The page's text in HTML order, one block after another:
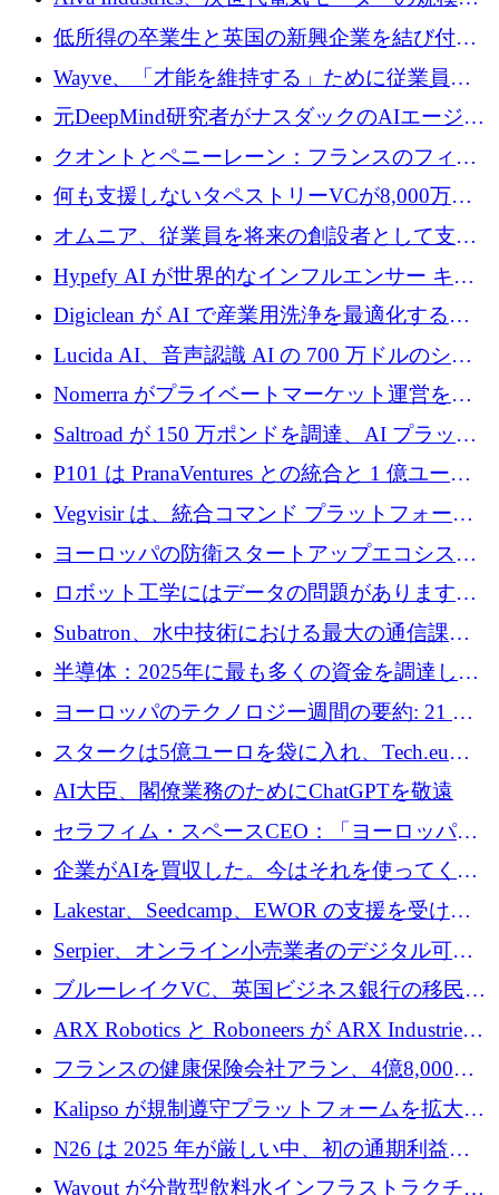
大に 1,600 万ユーロを調達
低所得の卒業生と英国の新興企業を結び付け
るためにCommon Pathを開始
Wayve、「才能を維持する」ために従業員に
8,500万ドルの株式公開買い付けを実施
元DeepMind研究者がナスダックのAIエージェ
ントを拡張するためにCreandumの資金調達で
記録を獲得
クオントとペニーレーン：フランスのフィン
テックの友人と敵
何も支援しないタペストリーVCが8,000万ド
ルの資金を調達、ロンドン事務所を開設
オムニア、従業員を将来の創設者として支援
するために Firedrop でファンドを立ち上げる
Hypefy AI が世界的なインフルエンサー キャ
ンペーンを自動化するためにシリーズ A で
720 万ドルを調達
Digiclean が AI で産業用洗浄を最適化するた
めに 250 万ユーロを調達
Lucida AI、音声認識 AI の 700 万ドルのシー
ドラウンドを終了
Nomerra がプライベートマーケット運営を自
動化するために 200 万ドルを調達
Saltroad が 150 万ポンドを調達、AI プラット
フォーム Ogma を買収して子ども向け言語療
P101 は PranaVentures との統合と 1 億ユーロ
のファンドによりシード投資に拡大
Vegvisir は、統合コマンド プラットフォーム
を通じて関連する無人システムを接続するた
めの資金を調達します
ヨーロッパの防衛スタートアップエコシステ
ムとなったハッカソン
ロボット工学にはデータの問題があります。
Macrodata Labs はそれを解決したいと考えて
Subatron、水中技術における最大の通信課題
の 1 つに取り組むために 16 万 2,000 ユーロを
半導体：2025年に最も多くの資金を調達した
10社
ヨーロッパのテクノロジー週間の要約: 21 億
ユーロの取引と Tech.eu Funding Explorer
スタークは5億ユーロを袋に入れ、Tech.eu
Funding Explorerの立ち上げ、そしてルクセン
ブルクの大きな野望
AI大臣、閣僚業務のためにChatGPTを敬遠
セラフィム・スペースCEO：「ヨーロッパは
追いつきつつある」
企業がAIを買収した。今はそれを使ってくれ
る人々が必要です
Lakestar、Seedcamp、EWOR の支援を受け、
SE3 が自律システム用の空間 AI プラットフォ
ームを発表
Serpier、オンライン小売業者のデジタル可視
性向上を支援するために 140 万ユーロを調達
ブルーレイクVC、英国ビジネス銀行の移民主
導スタートアップ支援で初のファンド獲得に
ARX Robotics と Roboneers が ARX Industries
を設立し、無人地上車両の生産を拡大
フランスの健康保険会社アラン、4億8,000万
ユーロの資金調達ラウンドで合意
Kalipso が規制遵守プラットフォームを拡大す
るために 320 万ドルを調達
N26 は 2025 年が厳しい中、初の通期利益を
達成
Wayout が分散型飲料水インフラストラクチャ